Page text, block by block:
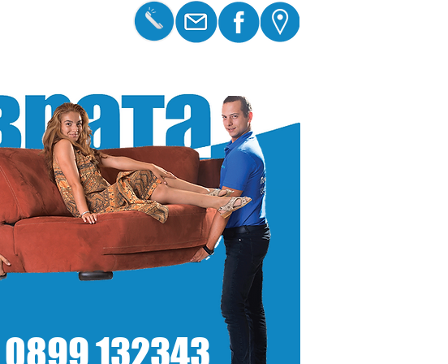
0899 132343